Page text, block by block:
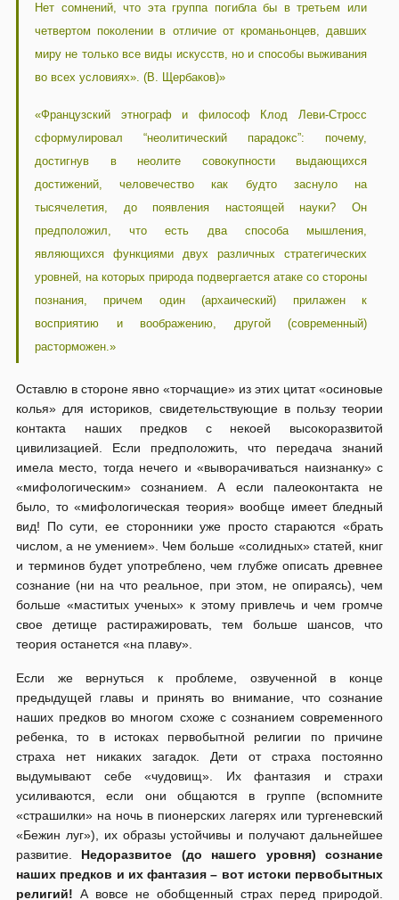
Нет сомнений, что эта группа погибла бы в третьем или
четвертом поколении в отличие от кроманьонцев, давших
миру не только все виды искусств, но и способы выживания
во всех условиях». (В. Щербаков)»
«Французский этнограф и философ Клод Леви-Стросс
сформулировал “неолитический парадокс”: почему,
достигнув в неолите совокупности выдающихся
достижений, человечество как будто заснуло на
тысячелетия, до появления настоящей науки? Он
предположил, что есть два способа мышления,
являющихся функциями двух различных стратегических
уровней, на которых природа подвергается атаке со стороны
познания, причем один (архаический) прилажен к
восприятию и воображению, другой (современный)
расторможен.»
Оставлю в стороне явно «торчащие» из этих цитат «осиновые
колья» для историков, свидетельствующие в пользу теории
контакта наших предков с некоей высокоразвитой
цивилизацией. Если предположить, что передача знаний
имела место, тогда нечего и «выворачиваться наизнанку» с
«мифологическим» сознанием. А если палеоконтакта не
было, то «мифологическая теория» вообще имеет бледный
вид! По сути, ее сторонники уже просто стараются «брать
числом, а не умением». Чем больше «солидных» статей, книг
и терминов будет употреблено, чем глубже описать древнее
сознание (ни на что реальное, при этом, не опираясь), чем
больше «маститых ученых» к этому привлечь и чем громче
свое детище растиражировать, тем больше шансов, что
теория останется «на плаву».
Если же вернуться к проблеме, озвученной в конце
предыдущей главы и принять во внимание, что сознание
наших предков во многом схоже с сознанием современного
ребенка, то в истоках первобытной религии по причине
страха нет никаких загадок. Дети от страха постоянно
выдумывают себе «чудовищ». Их фантазия и страхи
усиливаются, если они общаются в группе (вспомните
«страшилки» на ночь в пионерских лагерях или тургеневский
«Бежин луг»), их образы устойчивы и получают дальнейшее
развитие. Недоразвитое (до нашего уровня) сознание
наших предков и их фантазия – вот истоки первобытных
религий! А вовсе не обобщенный страх перед природой.